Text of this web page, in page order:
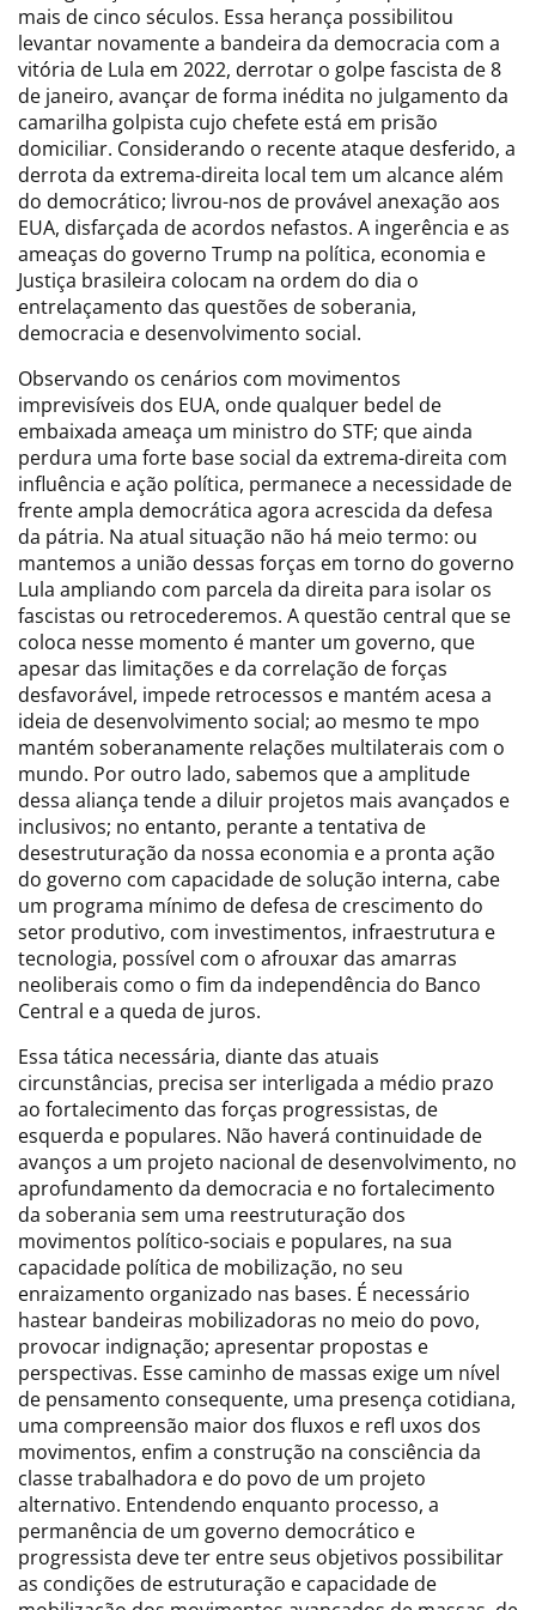
mais de cinco séculos. Essa herança possibilitou
levantar novamente a bandeira da democracia com a
vitória de Lula em 2022, derrotar o golpe fascista de 8
de janeiro, avançar de forma inédita no julgamento da
camarilha golpista cujo chefete está em prisão
domiciliar. Considerando o recente ataque desferido, a
derrota da extrema-direita local tem um alcance além
do democrático; livrou-nos de provável anexação aos
EUA, disfarçada de acordos nefastos. A ingerência e as
ameaças do governo Trump na política, economia e
Justiça brasileira colocam na ordem do dia o
entrelaçamento das questões de soberania,
democracia e desenvolvimento social.
Observando os cenários com movimentos
imprevisíveis dos EUA, onde qualquer bedel de
embaixada ameaça um ministro do STF; que ainda
perdura uma forte base social da extrema-direita com
influência e ação política, permanece a necessidade de
frente ampla democrática agora acrescida da defesa
da pátria. Na atual situação não há meio termo: ou
mantemos a união dessas forças em torno do governo
Lula ampliando com parcela da direita para isolar os
fascistas ou retrocederemos. A questão central que se
coloca nesse momento é manter um governo, que
apesar das limitações e da correlação de forças
desfavorável, impede retrocessos e mantém acesa a
ideia de desenvolvimento social; ao mesmo te mpo
mantém soberanamente relações multilaterais com o
mundo. Por outro lado, sabemos que a amplitude
dessa aliança tende a diluir projetos mais avançados e
inclusivos; no entanto, perante a tentativa de
desestruturação da nossa economia e a pronta ação
do governo com capacidade de solução interna, cabe
um programa mínimo de defesa de crescimento do
setor produtivo, com investimentos, infraestrutura e
tecnologia, possível com o afrouxar das amarras
neoliberais como o fim da independência do Banco
Central e a queda de juros.
Essa tática necessária, diante das atuais
circunstâncias, precisa ser interligada a médio prazo
ao fortalecimento das forças progressistas, de
esquerda e populares. Não haverá continuidade de
avanços a um projeto nacional de desenvolvimento, no
aprofundamento da democracia e no fortalecimento
da soberania sem uma reestruturação dos
movimentos político-sociais e populares, na sua
capacidade política de mobilização, no seu
enraizamento organizado nas bases. É necessário
hastear bandeiras mobilizadoras no meio do povo,
provocar indignação; apresentar propostas e
perspectivas. Esse caminho de massas exige um nível
de pensamento consequente, uma presença cotidiana,
uma compreensão maior dos fluxos e refl uxos dos
movimentos, enfim a construção na consciência da
classe trabalhadora e do povo de um projeto
alternativo. Entendendo enquanto processo, a
permanência de um governo democrático e
progressista deve ter entre seus objetivos possibilitar
as condições de estruturação e capacidade de